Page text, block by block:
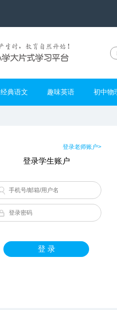
经典语文 趣味英语 初中物
登录老师账户>
登录学生账户
登 录